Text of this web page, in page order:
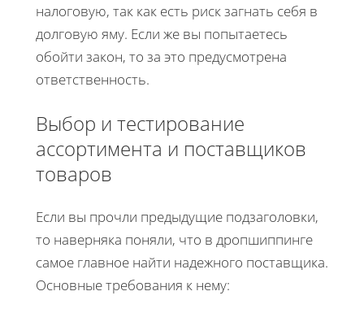
налоговую, так как есть риск загнать себя в
долговую яму. Если же вы попытаетесь
обойти закон, то за это предусмотрена
ответственность.
Выбор и тестирование
ассортимента и поставщиков
товаров
Если вы прочли предыдущие подзаголовки,
то наверняка поняли, что в дропшиппинге
самое главное найти надежного поставщика.
Основные требования к нему: